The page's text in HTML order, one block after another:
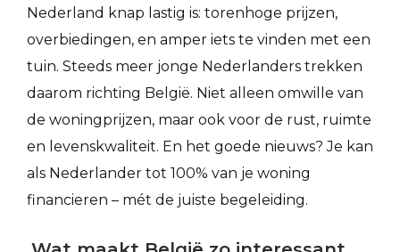
Nederland knap lastig is: torenhoge prijzen,
overbiedingen, en amper iets te vinden met een
tuin. Steeds meer jonge Nederlanders trekken
daarom richting België. Niet alleen omwille van
de woningprijzen, maar ook voor de rust, ruimte
en levenskwaliteit. En het goede nieuws? Je kan
als Nederlander tot 100% van je woning
financieren – mét de juiste begeleiding.